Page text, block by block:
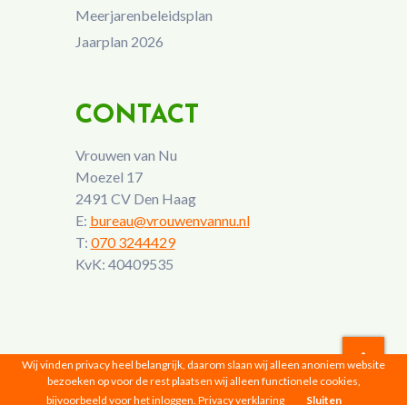
Meerjarenbeleidsplan
Jaarplan 2026
CONTACT
Vrouwen van Nu
Moezel 17
2491 CV Den Haag
E: bureau@vrouwenvannu.nl
T: 070 3244429
KvK: 40409535
Vrouwen van Nu © 2026 |Privacyverklaring
Wij vinden privacy heel belangrijk, daarom slaan wij alleen anoniem website
bezoeken op voor de rest plaatsen wij alleen functionele cookies,
bijvoorbeeld voor het inloggen. Privacy verklaring Sluiten